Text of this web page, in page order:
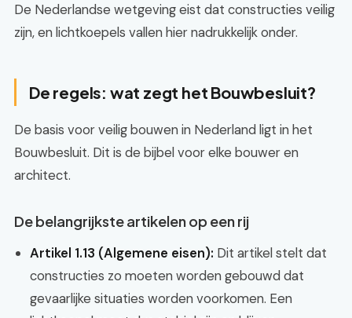
De Nederlandse wetgeving eist dat constructies veilig
zijn, en lichtkoepels vallen hier nadrukkelijk onder.
De regels: wat zegt het Bouwbesluit?
De basis voor veilig bouwen in Nederland ligt in het
Bouwbesluit. Dit is de bijbel voor elke bouwer en
architect.
De belangrijkste artikelen op een rij
Artikel 1.13 (Algemene eisen): Dit artikel stelt dat
constructies zo moeten worden gebouwd dat
gevaarlijke situaties worden voorkomen. Een